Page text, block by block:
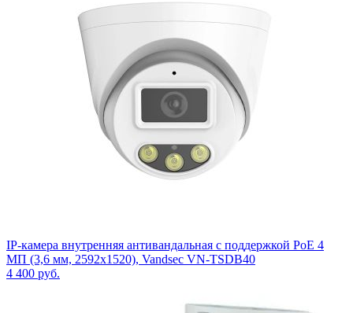
IP-камера внутренняя антивандальная с поддержкой PoE 4
МП (3,6 мм, 2592х1520), Vandsec VN-TSDB40
4 400 руб.